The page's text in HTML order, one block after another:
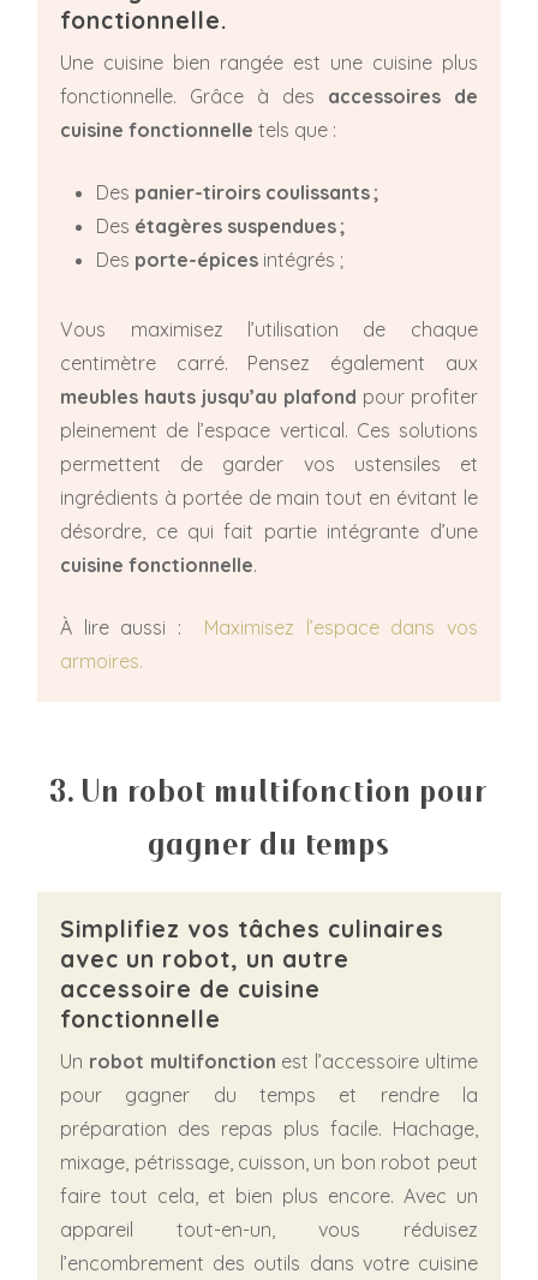
fonctionnelle.
Une cuisine bien rangée est une cuisine plus
fonctionnelle. Grâce à des accessoires de
cuisine fonctionnelle tels que :
Des panier-tiroirs coulissants ;
Des étagères suspendues ;
Des porte-épices intégrés ;
Vous maximisez l’utilisation de chaque
centimètre carré. Pensez également aux
meubles hauts jusqu’au plafond pour profiter
pleinement de l’espace vertical. Ces solutions
permettent de garder vos ustensiles et
ingrédients à portée de main tout en évitant le
désordre, ce qui fait partie intégrante d’une
cuisine fonctionnelle.
À lire aussi :
Maximisez l’espace dans vos
armoires.
3. Un robot multifonction pour
gagner du temps
Simplifiez vos tâches culinaires
avec un robot, un autre
accessoire de cuisine
fonctionnelle
Un robot multifonction est l’accessoire ultime
pour gagner du temps et rendre la
préparation des repas plus facile. Hachage,
mixage, pétrissage, cuisson, un bon robot peut
faire tout cela, et bien plus encore. Avec un
appareil tout-en-un, vous réduisez
l’encombrement des outils dans votre cuisine